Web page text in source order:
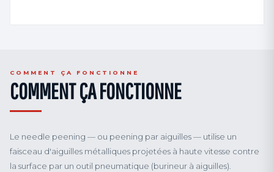
COMMENT ÇA FONCTIONNE
COMMENT ÇA FONCTIONNE
Le needle peening — ou peening par aiguilles — utilise un
faisceau d'aiguilles métalliques projetées à haute vitesse contre
la surface par un outil pneumatique (burineur à aiguilles).